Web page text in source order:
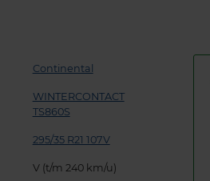
Continental
WINTERCONTACT
TS860S
295/35 R21 107V
V (t/m 240 km/u)